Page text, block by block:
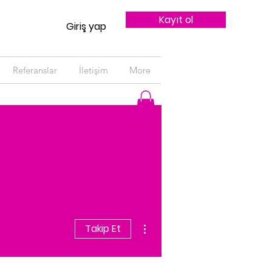
Giriş yap Kayıt ol
Referanslar İletişim More
Takip Et